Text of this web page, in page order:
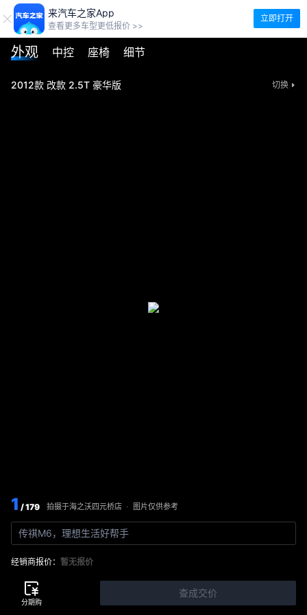
来汽车之家App
查看更多车型更低报价 >>
立即打开
外观 中控 座椅 细节
2012款 改款 2.5T 豪华版 切换
1 / 179 拍摄于海之沃四元桥店 · 图片仅供参考
传祺M6，理想生活好帮手
经销商报价： 暂无报价
查成交价